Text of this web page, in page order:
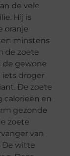
de vele
Hij is
oranje
minstens
de zoete
de gewone
iets droger
De zoete
calorieën en
gezonde
zoete
van
De witte